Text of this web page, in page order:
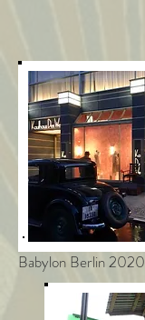
Babylon Berlin 2020